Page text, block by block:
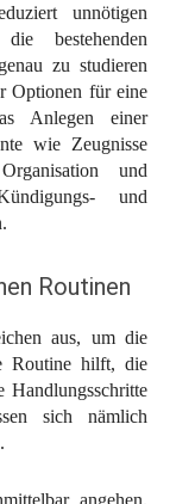
unnötigen
bestehenden
zu studieren
Optionen für eine
Anlegen einer
wie Zeugnisse
und
und
Routinen
aus, um die
Routine hilft, die
Handlungsschritte
sich nämlich
angehen,